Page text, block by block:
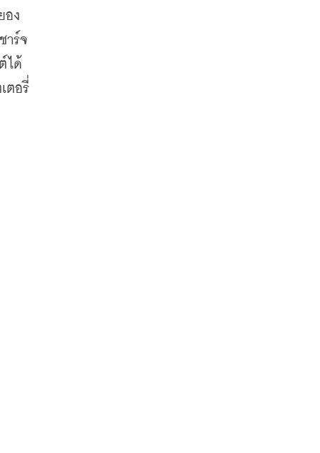
อง
าร์จ
ได้
ตอรี่